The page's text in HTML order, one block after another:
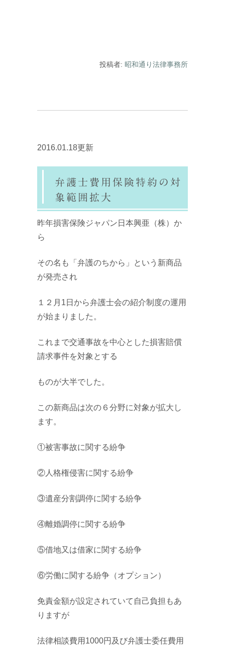
投稿者: 昭和通り法律事務所
2016.01.18更新
弁護士費用保険特約の対
象範囲拡大
昨年損害保険ジャパン日本興亜（株）か
ら
その名も「弁護のちから」という新商品
が発売され
１２月1日から弁護士会の紹介制度の運用
が始まりました。
これまで交通事故を中心とした損害賠償
請求事件を対象とする
ものが大半でした。
この新商品は次の６分野に対象が拡大し
ます。
①被害事故に関する紛争
②人格権侵害に関する紛争
③遺産分割調停に関する紛争
④離婚調停に関する紛争
⑤借地又は借家に関する紛争
⑥労働に関する紛争（オプション）
免責金額が設定されていて自己負担もあ
りますが
法律相談費用1000円及び弁護士委任費用